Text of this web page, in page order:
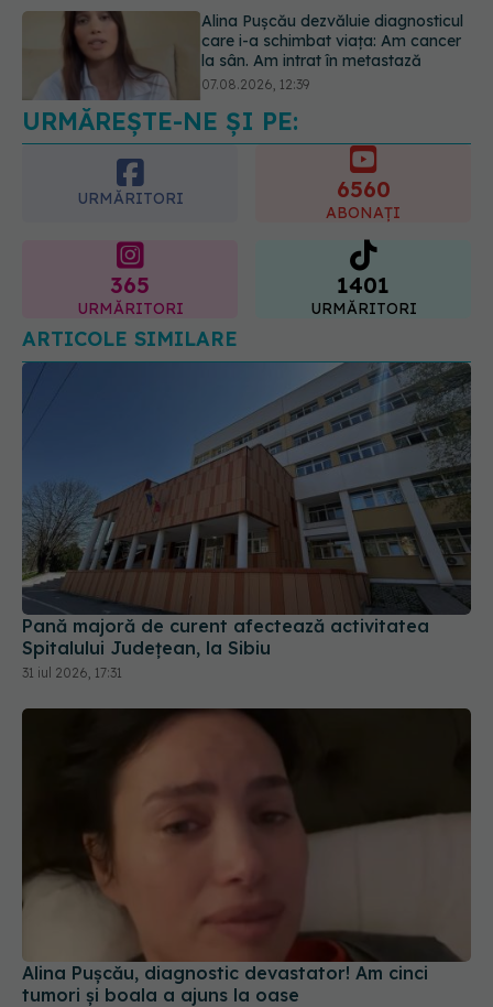
Dieta care poate crește brusc
colesterolul. Cine este mai expus
07.08.2026, 17:22
URMĂREȘTE-NE ȘI PE:
URMĂRITORI 6560
ABONAȚI
365
URMĂRITORI
1401
URMĂRITORI
ARTICOLE SIMILARE
Pană majoră de curent afectează activitatea
Spitalului Județean, la Sibiu
31 iul 2026, 17:31
Alina Pușcău, diagnostic devastator! Am cinci
tumori și boala a ajuns la oase